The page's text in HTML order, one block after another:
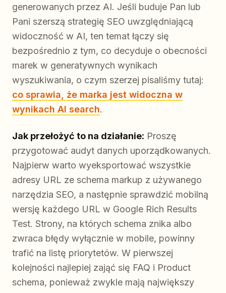
generowanych przez AI. Jeśli buduje Pan lub
Pani szerszą strategię SEO uwzględniającą
widoczność w AI, ten temat łączy się
bezpośrednio z tym, co decyduje o obecności
marek w generatywnych wynikach
wyszukiwania, o czym szerzej pisaliśmy tutaj:
co sprawia, że marka jest widoczna w
wynikach AI search.
Jak przełożyć to na działanie: Proszę
przygotować audyt danych uporządkowanych.
Najpierw warto wyeksportować wszystkie
adresy URL ze schema markup z używanego
narzędzia SEO, a następnie sprawdzić mobilną
wersję każdego URL w Google Rich Results
Test. Strony, na których schema znika albo
zwraca błędy wyłącznie w mobile, powinny
trafić na listę priorytetów. W pierwszej
kolejności najlepiej zająć się FAQ i Product
schema, ponieważ zwykle mają największy